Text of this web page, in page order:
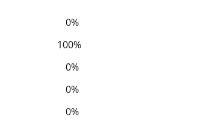
0%
100%
0%
0%
0%